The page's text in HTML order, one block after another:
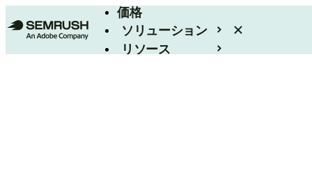
価格
ソリューション
リソース